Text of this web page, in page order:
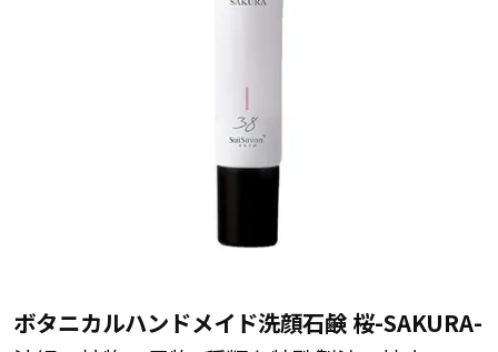
ボタニカルハンドメイド洗顔石鹸 桜-SAKURA-